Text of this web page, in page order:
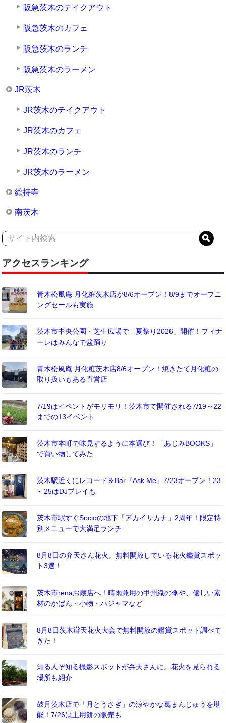
阪急茨木のテイクアウト
阪急茨木のカフェ
阪急茨木のランチ
阪急茨木のラーメン
JR茨木
JR茨木のテイクアウト
JR茨木のカフェ
JR茨木のランチ
JR茨木のラーメン
総持寺
南茨木
アクセスランキング
青木松風庵 月化粧茨木店が8/6オープン！8/9までオープニ
ングセールも実施
茨木市中央公園・芝生広場で「夏祭り2026」開催！フィナ
ーレはみんなで盆踊り
青木松風庵 月化粧茨木店8/6オープン！焼きたて月化粧の
取り扱いもある直営店
7/19はイベントがモリモリ！茨木市で開催される7/19～22
までの13イベント
茨木市本町で味見するように本選び！「あじみBOOKS」
で買い物してみた
茨木駅近くにレコード＆Bar『Ask Me』7/23オープン！23
～25はDJプレイも
茨木市駅すぐSocioの地下「アカイサカナ」2周年！限定特
別メニューで大満足ランチ
8月8日の弁天さん花火。無料開放している花火鑑賞スポッ
ト3選！
茨木市renaお蔵店へ！晴雨兼用の甲州織の傘や、優しい素
材のかばん・小物・パジャマなど
8月8日茨木辯天花火大会で無料開放の鑑賞スポット調べて
きた！
知る人ぞ知る撮影スポットが弁天さんに。花火を見られる
場所も紹介
鼓月茨木店で「月とうさぎ」の涼やかな葛まんじゅうを堪
能！7/26は土用餅の販売も